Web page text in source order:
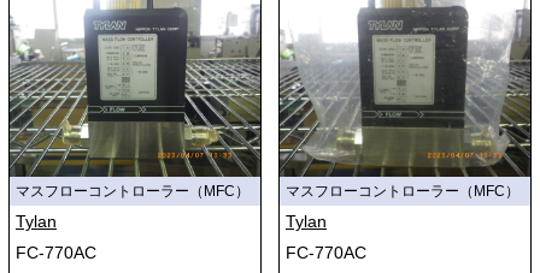
マスフローコントローラー（MFC）
Tylan
FC-770AC
マスフローコントローラー（MFC）
Tylan
FC-770AC